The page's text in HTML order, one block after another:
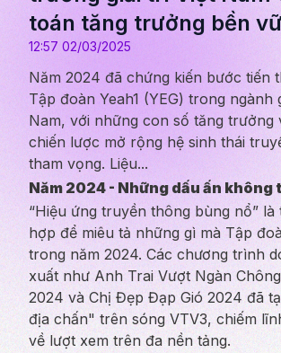
toán tăng trưởng bền
12:57 02/03/2025
Năm 2024 đã chứng kiến bước tiến
Tập đoàn Yeah1 (YEG) trong ngành
Nam, với những con số tăng trưởng
chiến lược mở rộng hệ sinh thái
tham vọng. Liệu...
Năm 2024 - Những dấu ấn không
“Hiệu ứng truyền thông bùng nổ”
hợp để miêu tả những gì mà Tập
trong năm 2024. Các chương trình
xuất như Anh Trai Vượt Ngàn
2024 và Chị Đẹp Đạp Gió 2024 đã
địa chấn" trên sóng VTV3, chiếm
về lượt xem trên đa nền tảng.